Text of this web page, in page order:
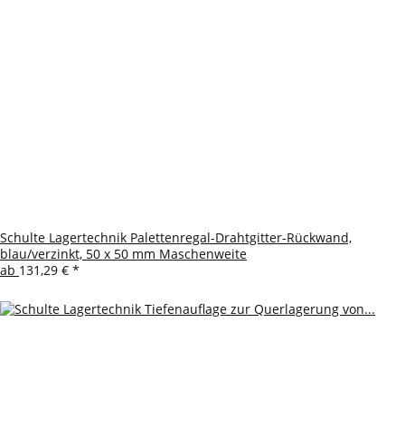
Schulte Lagertechnik Palettenregal-Drahtgitter-Rückwand,
blau/verzinkt, 50 x 50 mm Maschenweite
ab 131,29 € *